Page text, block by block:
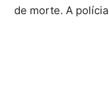
de morte. A